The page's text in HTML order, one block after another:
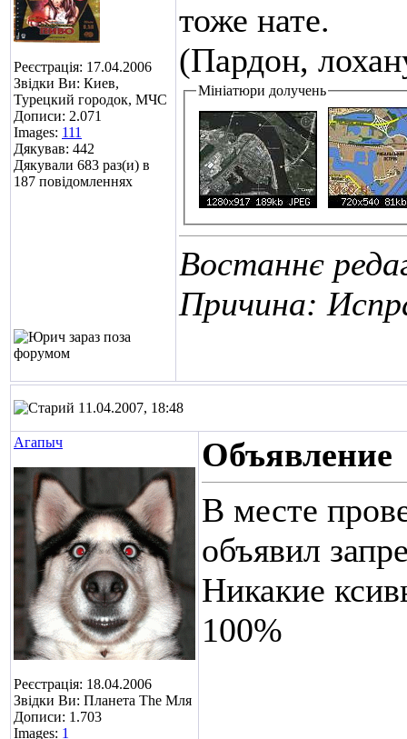
Реєстрація: 17.04.2006
Звідки Ви: Киев,
Турецкий городок, МЧС
Дописи: 2.071
Images: 111
Дякував: 442
Дякували 683 раз(и) в
187 повідомленнях
тоже нате.
(Пардон,
Мініатюри долучень
Востаннє
Причина:
11.04.2007, 18:48
Агапыч
Реєстрація: 18.04.2006
Звідки Ви: Планета The Мля
Дописи: 1.703
Images: 1
Объявление
В месте
объявил
Никакие
100%